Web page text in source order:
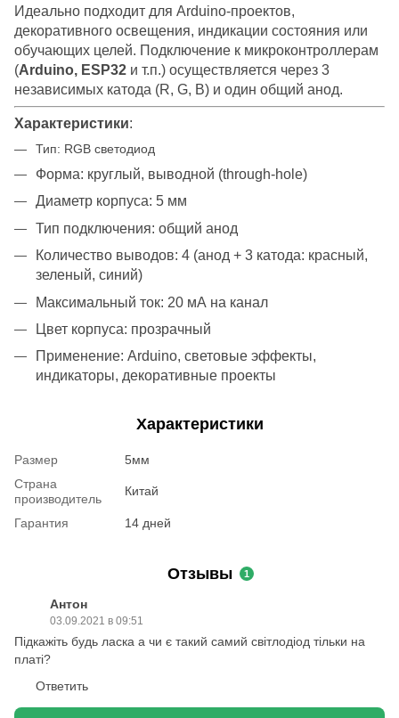
Идеально подходит для Arduino-проектов,
декоративного освещения, индикации состояния или
обучающих целей. Подключение к микроконтроллерам
(Arduino, ESP32 и т.п.) осуществляется через 3
независимых катода (R, G, B) и один общий анод.
Характеристики:
Тип: RGB светодиод
Форма: круглый, выводной (through-hole)
Диаметр корпуса: 5 мм
Тип подключения: общий анод
Количество выводов: 4 (анод + 3 катода: красный,
зеленый, синий)
Максимальный ток: 20 мА на канал
Цвет корпуса: прозрачный
Применение: Arduino, световые эффекты,
индикаторы, декоративные проекты
Характеристики
Размер
5мм
Страна
производитель
Китай
Гарантия 14 дней
Отзывы 1
Антон
03.09.2021 в 09:51
Підкажіть будь ласка а чи є такий самий світлодіод тільки на
платі?
Ответить